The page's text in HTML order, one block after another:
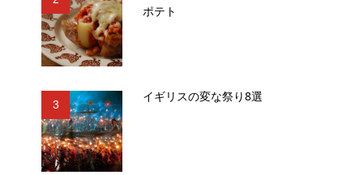
ポテト
3
イギリスの変な祭り8選